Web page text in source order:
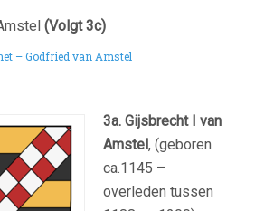
(Volgt 3c)
– Godfried van Amstel
3a. Gijsbrecht I van
Amstel, (geboren
ca.1145 –
overleden tussen